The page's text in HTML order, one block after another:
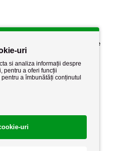
Politica de confidențialitate
Termeni si conditii
uri
si analiza informații despre
pentru a oferi funcții
a îmbunătăți conținutul
uri